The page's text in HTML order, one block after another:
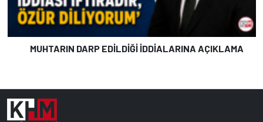
MUHTARIN DARP EDİLDİĞİ İDDİALARINA AÇIKLAMA